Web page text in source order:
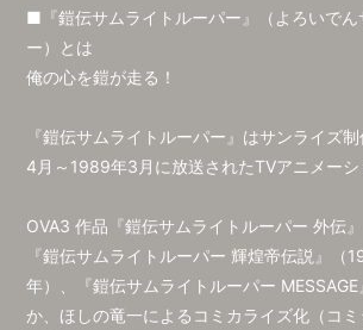
■『鎧伝サムライトルーパー』（よろいで
ー）とは
俺の心を鎧が走る！
『鎧伝サムライトルーパー』はサンライズ
4月～1989年3月に放送されたTVアニメーシ
OVA3 作品『鎧伝サムライトルーパー 外伝
『鎧伝サムライトルーパー 輝煌帝伝説』（
年）、『鎧伝サムライトルーパー
か、ほしの竜一によるコミカライズ化（コ